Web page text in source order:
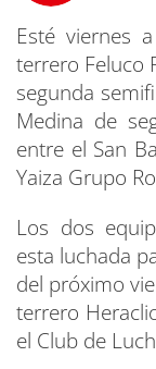
Esté viernes
terrero Feluco
segunda
Medina de
entre el San
Yaiza Grupo
Los dos
esta luchada
del próximo
terrero
el Club de